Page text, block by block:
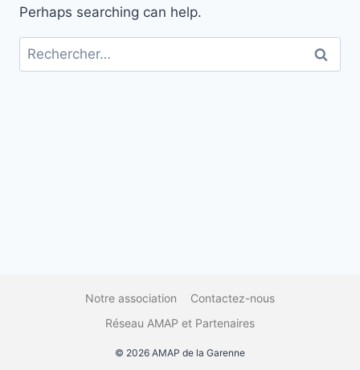
Perhaps searching can help.
Rechercher :
Notre association
Contactez-nous
Réseau AMAP et Partenaires
© 2026 AMAP de la Garenne